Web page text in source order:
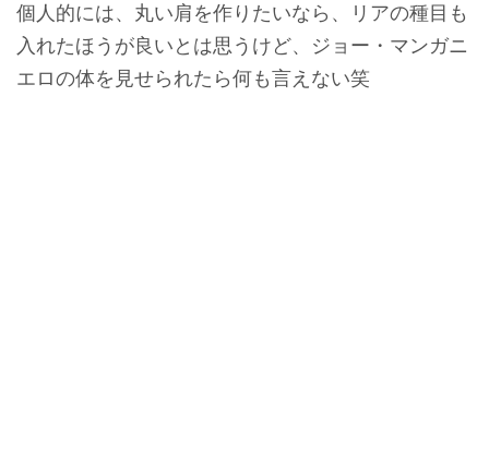
個人的には、丸い肩を作りたいなら、リアの種目も
入れたほうが良いとは思うけど、ジョー・マンガニ
エロの体を見せられたら何も言えない笑